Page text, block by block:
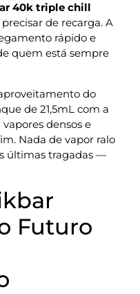
40k triple chill
de recarga. A
rápido e
quem está sempre
do
de 21,5mL com a
densos e
Nada de vapor ralo
últimas tragadas —
Futuro